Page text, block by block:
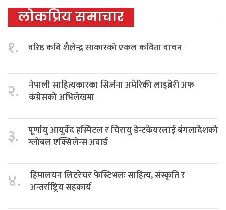
लोकप्रिय समाचार
१. वरिष्ठ कवि शैलेन्द्र साकारको एकल कविता वाचन
२.
नेपाली साहित्यकारका सिर्जना अमेरिकी लाइब्रेरी अफ
कंग्रेसको अभिलेखमा
३.
पूर्णायु आयुर्वेद हस्पिटल र चिरायु डेन्टकेयरलाई बंगलादेशको
ग्लोबल एक्सिलेन्स अवार्ड
४.
हिमालयन लिटरेचर फेस्टिभलः साहित्य, संस्कृति र
अन्तर्राष्ट्रिय सहकार्य